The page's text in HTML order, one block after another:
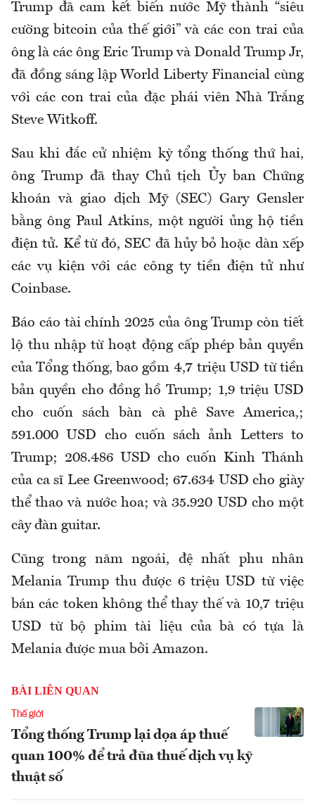
Trump đã cam kết biến nước Mỹ thành “siêu
cường bitcoin của thế giới” và các con trai của
ông là các ông Eric Trump và Donald Trump Jr,
đã đồng sáng lập World Liberty Financial cùng
với các con trai của đặc phái viên Nhà Trắng
Steve Witkoff.
Sau khi đắc cử nhiệm kỳ tổng thống thứ hai,
ông Trump đã thay Chủ tịch Ủy ban Chứng
khoán và giao dịch Mỹ (SEC) Gary Gensler
bằng ông Paul Atkins, một người ủng hộ tiền
điện tử. Kể từ đó, SEC đã hủy bỏ hoặc dàn xếp
các vụ kiện với các công ty tiền điện tử như
Coinbase.
Báo cáo tài chính 2025 của ông Trump còn tiết
lộ thu nhập từ hoạt động cấp phép bản quyền
của Tổng thống, bao gồm 4,7 triệu USD từ tiền
bản quyền cho đồng hồ Trump; 1,9 triệu USD
cho cuốn sách bàn cà phê Save America,;
591.000 USD cho cuốn sách ảnh Letters to
Trump; 208.486 USD cho cuốn Kinh Thánh
của ca sĩ Lee Greenwood; 67.634 USD cho giày
thể thao và nước hoa; và 35.920 USD cho một
cây đàn guitar.
Cũng trong năm ngoái, đệ nhất phu nhân
Melania Trump thu được 6 triệu USD từ việc
bán các token không thể thay thế và 10,7 triệu
USD từ bộ phim tài liệu của bà có tựa là
Melania được mua bởi Amazon.
BÀI LIÊN QUAN
Thế giới
Tổng thống Trump lại dọa áp thuế
quan 100% để trả đũa thuế dịch vụ kỹ
thuật số